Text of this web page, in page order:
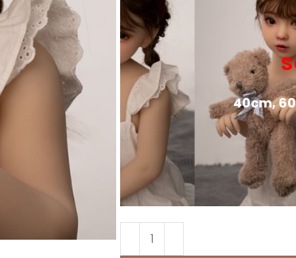
40cm,